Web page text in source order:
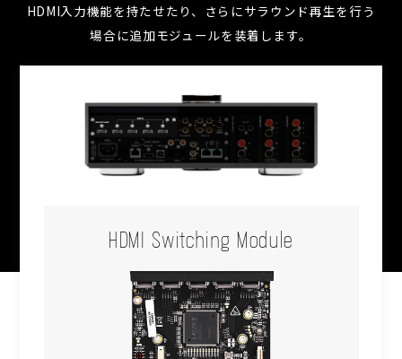
HDMI入力機能を持たせたり、さらにサラウンド再生を行う
場合に追加モジュールを装着します。
HDMI Switching Module